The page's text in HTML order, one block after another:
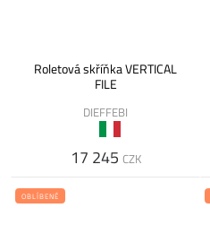
Roletová skříňka VERTICAL
FILE
DIEFFEBI
17 245 CZK
OBLÍBENÉ